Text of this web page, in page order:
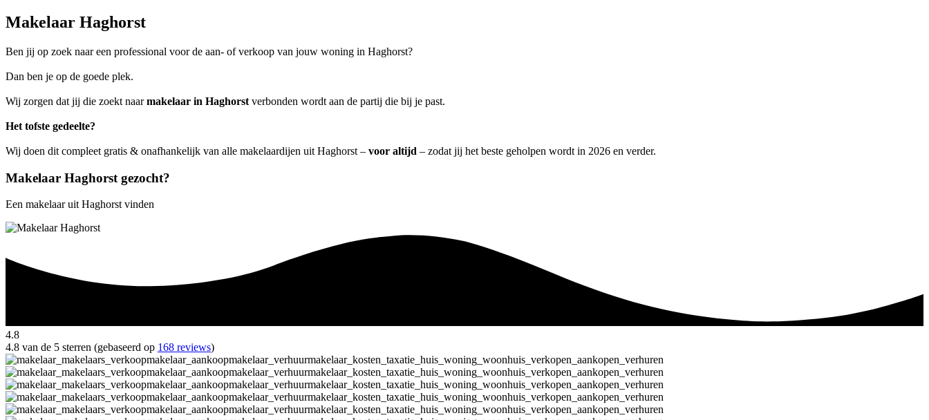
Makelaar Haghorst
Ben jij op zoek naar een professional voor de aan- of verkoop van jouw woning in Haghorst?
Dan ben je op de goede plek.
Wij zorgen dat jij die zoekt naarmakelaar in Haghorst verbonden wordt aan de partij die bij je past.
Het tofste gedeelte?
Wij doen dit compleet gratis & onafhankelijk van alle makelaardijen uit Haghorst – voor altijd – zodat jij het beste geholpen wordt in 2026 en verder.
Makelaar Haghorst gezocht?
Een makelaar uit Haghorst vinden
4.8
4.8 van de 5 sterren (gebaseerd op 168 reviews)